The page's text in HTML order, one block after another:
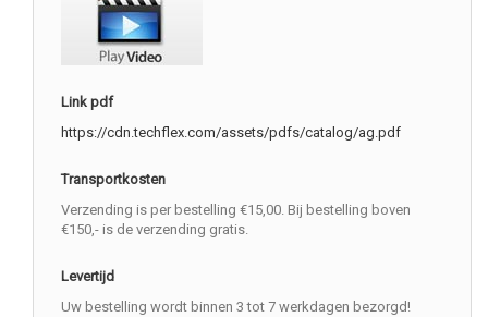
Link pdf
https://cdn.techflex.com/assets/pdfs/catalog/ag.pdf
Transportkosten
Verzending is per bestelling €15,00. Bij bestelling boven
€150,- is de verzending gratis.
Levertijd
Uw bestelling wordt binnen 3 tot 7 werkdagen bezorgd!